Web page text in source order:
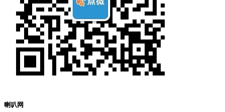
喇叭网